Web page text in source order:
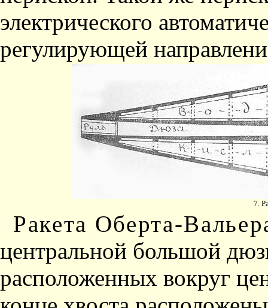
электрического
регулирующей
7.
Ракета Оберта-
центральной большой
расположенных вокруг